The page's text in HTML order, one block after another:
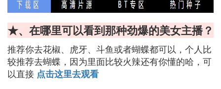
★、在哪里可以看到那种劲爆的美女主播？
推荐你去花椒、虎牙、斗鱼或者蝴蝶都可以，个人比
较推荐去蝴蝶，因为里面比较火辣还有你懂的哈，可
以直接 点击这里去观看